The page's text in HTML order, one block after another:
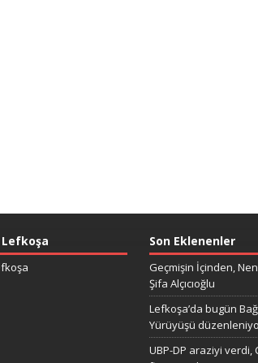
Son Eklenenler
Geçmişin İçinden,
Şifa Alçıcıoğlu
Lefkoşa’da bugün
Yürüyüşü
UBP-DP araziyi verdi,